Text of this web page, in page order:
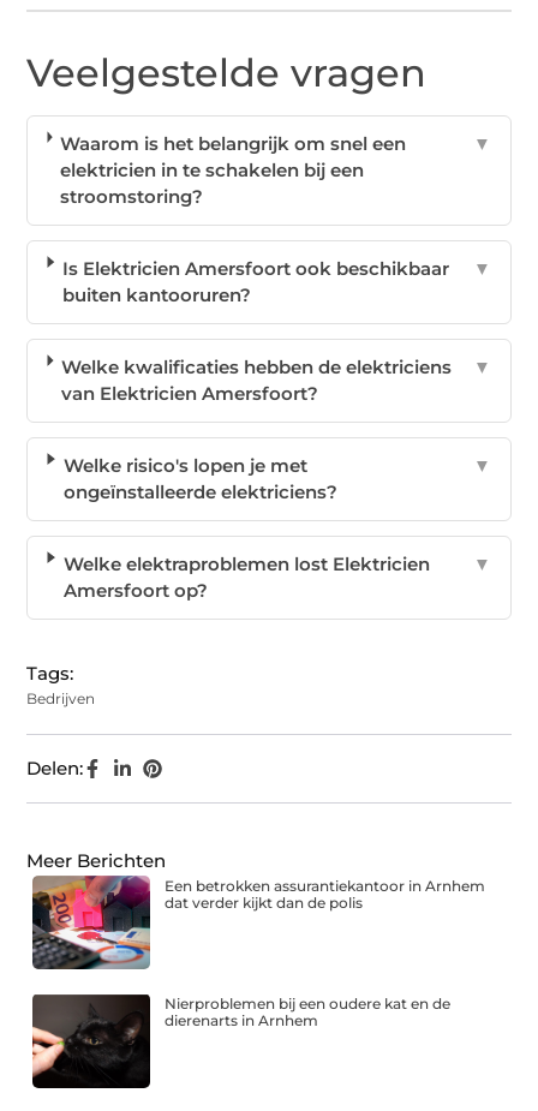
Veelgestelde vragen
Waarom is het belangrijk om snel een
elektricien in te schakelen bij een
stroomstoring?
▼
Is Elektricien Amersfoort ook beschikbaar
buiten kantooruren?
▼
Welke kwalificaties hebben de elektriciens
van Elektricien Amersfoort?
▼
Welke risico's lopen je met
ongeïnstalleerde elektriciens?
▼
Welke elektraproblemen lost Elektricien
Amersfoort op?
▼
Tags:
Bedrijven
Delen:
Meer Berichten
Een betrokken assurantiekantoor in Arnhem
dat verder kijkt dan de polis
Nierproblemen bij een oudere kat en de
dierenarts in Arnhem